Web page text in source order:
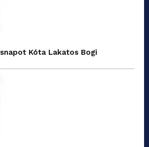
Kóta Lakatos Bogi